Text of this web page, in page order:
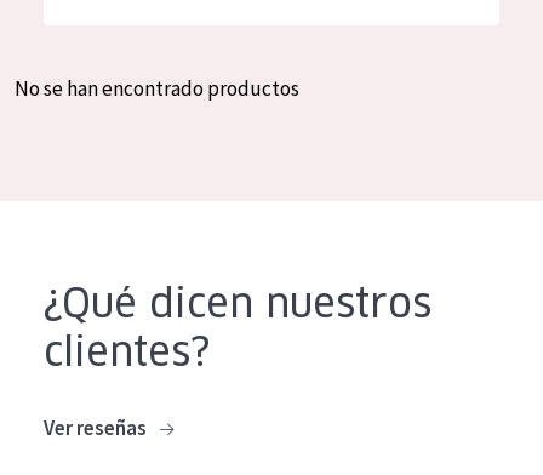
Crema de día
Crema de noche
Spanish
No se han encontrado productos
¿Qué dicen nuestros
clientes?
Ver reseñas